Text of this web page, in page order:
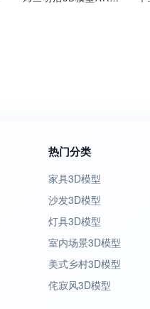
热门分类
家具3D模型
沙发3D模型
灯具3D模型
室内场景3D模型
美式乡村3D模型
侘寂风3D模型